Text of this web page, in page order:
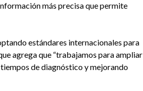
más precisa que permite
estándares internacionales para
agrega que “trabajamos para ampliar
de diagnóstico y mejorando